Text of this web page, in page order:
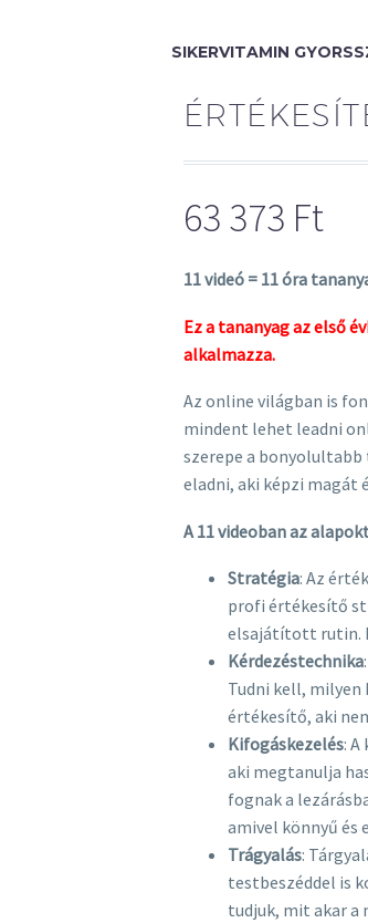
SIKERVITAMIN
63 373 Ft
11 videó = 11 óra
Ez a tananyag az első
alkalmazza.
Az online világban is
mindent lehet leadni
szerepe a bonyolultabb
eladni, aki képzi magát
A 11 videoban az
Stratégia: Az
profi értékesítő
elsajátított rutin.
Kérdezéstechnika
Tudni kell, milyen
értékesítő, aki
Kifogáskezelés:
aki megtanulja
fognak a
amivel könnyű és
Trágyalás:
testbeszéddel is
tudjuk, mit akar a